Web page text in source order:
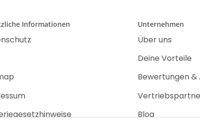
Informationen Unternehmen
Über uns
Deine Vorteile
Bewertungen &
Blog